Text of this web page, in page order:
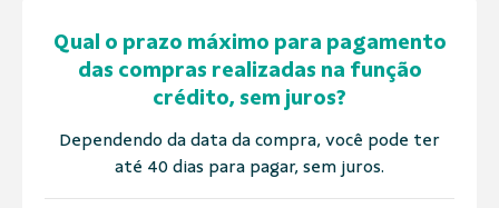
Qual o prazo máximo para pagamento
das compras realizadas na função
crédito, sem juros?
Dependendo da data da compra, você pode ter
até 40 dias para pagar, sem juros.